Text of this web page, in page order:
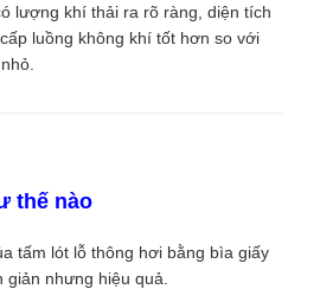
lượng khí thải ra rõ ràng, diện tích
luồng không khí tốt hơn so với
thế nào
tấm lót lỗ thông hơi bằng bìa giấy
giản nhưng hiệu quả.